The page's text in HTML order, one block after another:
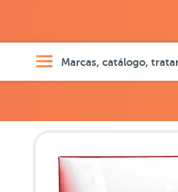
Marcas, catálogo,